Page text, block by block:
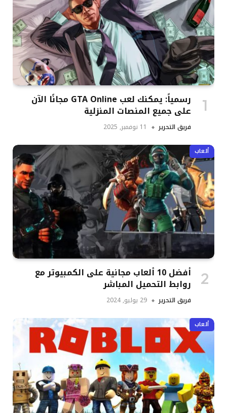
رسمياً: يمكنك لعب GTA Online مجانًا الآن
على جميع المنصات المنزلية
فريق التحرير 11 نوفمبر, 2025
ألعاب
أفضل 10 ألعاب مجانية على الكمبيوتر مع
روابط التحميل المباشر
فريق التحرير 29 يوليو, 2024
ألعاب